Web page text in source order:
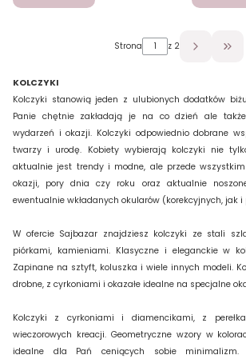
Strona z 2
KOLCZYKI
Kolczyki stanowią jeden z ulubionych dodatków
Panie chętnie zakładają je na co dzień ale
wydarzeń i okazji. Kolczyki odpowiednio dobrane
twarzy i urodę. Kobiety wybierają kolczyki nie
aktualnie jest trendy i modne, ale przede
okazji, pory dnia czy roku oraz aktualnie
ewentualnie wkładanych okularów (korekcyjnych, jak i
W ofercie Sajbazar znajdziesz kolczyki ze stali
piórkami, kamieniami. Klasyczne i eleganckie w
Zapinane na sztyft, koluszka i wiele innych modeli.
drobne, z cyrkoniami i okazałe idealne na specjalne
Kolczyki z cyrkoniami i diamencikami, z
wieczorowych kreacji. Geometryczne wzory w
idealne dla Pań ceniących sobie minimalizm.